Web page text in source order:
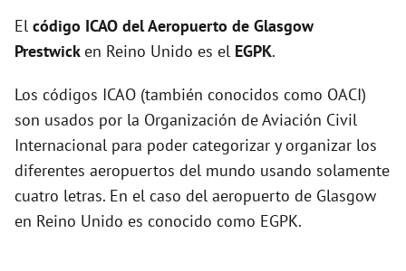
El código ICAO delAeropuerto de Glasgow
Prestwicken Reino Unido es el EGPK.
Los códigos ICAO (también conocidos como OACI)
son usados por la Organización de Aviación Civil
Internacional para poder categorizar y organizar los
diferentes aeropuertos del mundo usando solamente
cuatro letras. En el caso del aeropuerto de Glasgow
en Reino Unido es conocido como EGPK.